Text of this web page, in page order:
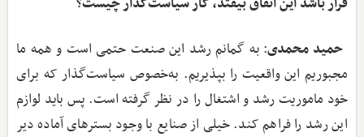
حمید محمدی: به گمانم رشد این صنعت حتمی است و همه ما
مجبوریم این واقعیت را بپذیریم. به‌خصوص سیاست‌گذار که برای
خود ماموریت رشد و اشتغال را در نظر گرفته است. پس باید لوازم
این رشد را فراهم کند. خیلی از صنایع با وجود بسترهای آماده دیر